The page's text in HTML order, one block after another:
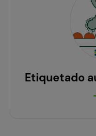
Etiquetado